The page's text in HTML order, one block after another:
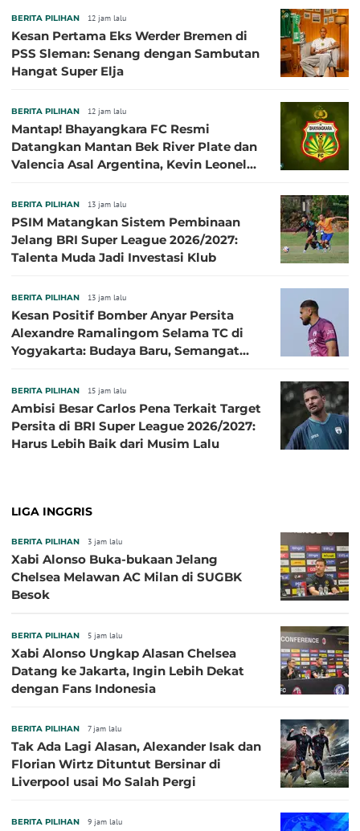
BERITA PILIHAN 12 jam lalu
Kesan Pertama Eks Werder Bremen di
PSS Sleman: Senang dengan Sambutan
Hangat Super Elja
BERITA PILIHAN 12 jam lalu
Mantap! Bhayangkara FC Resmi
Datangkan Mantan Bek River Plate dan
Valencia Asal Argentina, Kevin Leonel
BERITA PILIHAN 13 jam lalu
PSIM Matangkan Sistem Pembinaan
Jelang BRI Super League 2026/2027:
Talenta Muda Jadi Investasi Klub
BERITA PILIHAN 13 jam lalu
Kesan Positif Bomber Anyar Persita
Alexandre Ramalingom Selama TC di
Yogyakarta: Budaya Baru, Semangat
BERITA PILIHAN 15 jam lalu
Ambisi Besar Carlos Pena Terkait Target
Persita di BRI Super League 2026/2027:
Harus Lebih Baik dari Musim Lalu
LIGA INGGRIS
BERITA PILIHAN 3 jam lalu
Xabi Alonso Buka-bukaan Jelang
Chelsea Melawan AC Milan di SUGBK
Besok
BERITA PILIHAN 5 jam lalu
Xabi Alonso Ungkap Alasan Chelsea
Datang ke Jakarta, Ingin Lebih Dekat
dengan Fans Indonesia
BERITA PILIHAN 7 jam lalu
Tak Ada Lagi Alasan, Alexander Isak dan
Florian Wirtz Dituntut Bersinar di
Liverpool usai Mo Salah Pergi
BERITA PILIHAN 9 jam lalu